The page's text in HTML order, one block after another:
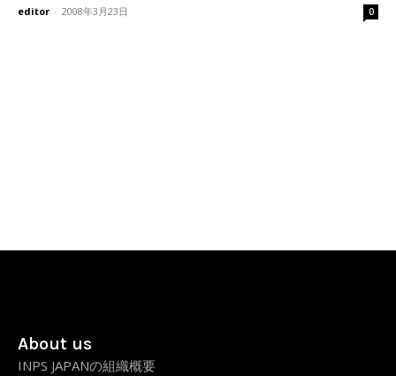
editor - 2008年3月23日 0
About us
INPS JAPANの組織概要